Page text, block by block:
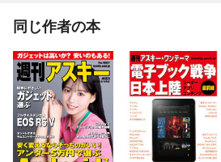
同じ作者の本